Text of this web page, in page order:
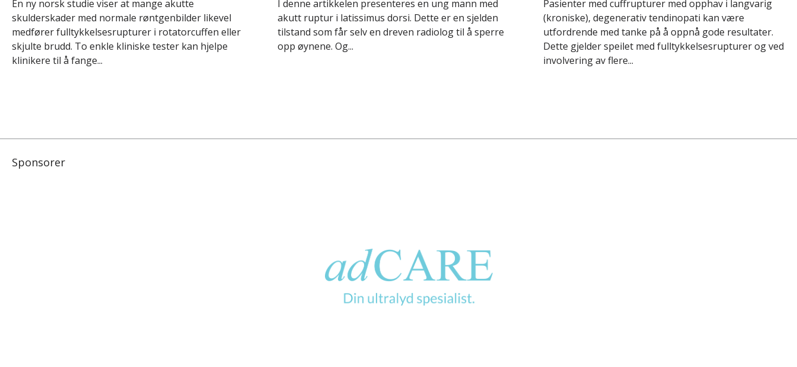
En ny norsk studie viser at mange akutte
skulderskader med normale røntgenbilder likevel
medfører fulltykkelsesrupturer i rotatorcuffen eller
skjulte brudd. To enkle kliniske tester kan hjelpe
klinikere til å fange...
I denne artikkelen presenteres en ung mann med
akutt ruptur i latissimus dorsi. Dette er en sjelden
tilstand som får selv en dreven radiolog til å sperre
opp øynene. Og...
Pasienter med cuffrupturer med opphav i langvarig
(kroniske), degenerativ tendinopati kan være
utfordrende med tanke på å oppnå gode resultater.
Dette gjelder speilet med fulltykkelsesrupturer og ved
involvering av flere...
Sponsorer